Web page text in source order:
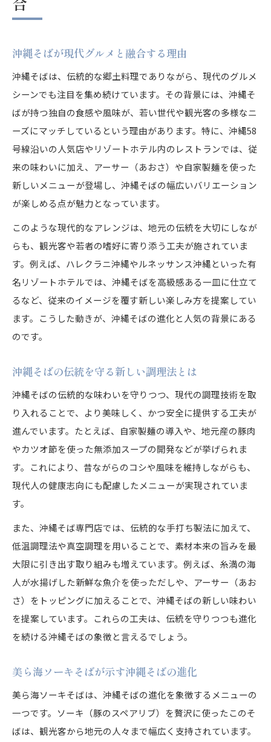
沖縄そばが現代グルメと融合する理由
沖縄そばは、伝統的な郷土料理でありながら、現代のグルメ
シーンでも注目を集め続けています。その背景には、沖縄そ
ばが持つ独自の食感や風味が、若い世代や観光客の多様なニ
ーズにマッチしているという理由があります。特に、沖縄58
号線沿いの人気店やリゾートホテル内のレストランでは、従
来の味わいに加え、アーサー（あおさ）や自家製麺を使った
新しいメニューが登場し、沖縄そばの幅広いバリエーション
が楽しめる点が魅力となっています。
このような現代的なアレンジは、地元の伝統を大切にしなが
らも、観光客や若者の嗜好に寄り添う工夫が施されていま
す。例えば、ハレクラニ沖縄やルネッサンス沖縄といった有
名リゾートホテルでは、沖縄そばを高級感ある一皿に仕立て
るなど、従来のイメージを覆す新しい楽しみ方を提案してい
ます。こうした動きが、沖縄そばの進化と人気の背景にある
のです。
沖縄そばの伝統を守る新しい調理法とは
沖縄そばの伝統的な味わいを守りつつ、現代の調理技術を取
り入れることで、より美味しく、かつ安全に提供する工夫が
進んでいます。たとえば、自家製麺の導入や、地元産の豚肉
やカツオ節を使った無添加スープの開発などが挙げられま
す。これにより、昔ながらのコシや風味を維持しながらも、
現代人の健康志向にも配慮したメニューが実現されていま
す。
また、沖縄そば専門店では、伝統的な手打ち製法に加えて、
低温調理法や真空調理を用いることで、素材本来の旨みを最
大限に引き出す取り組みも増えています。例えば、糸満の海
人が水揚げした新鮮な魚介を使っただしや、アーサー（あお
さ）をトッピングに加えることで、沖縄そばの新しい味わい
を提案しています。これらの工夫は、伝統を守りつつも進化
を続ける沖縄そばの象徴と言えるでしょう。
美ら海ソーキそばが示す沖縄そばの進化
美ら海ソーキそばは、沖縄そばの進化を象徴するメニューの
一つです。ソーキ（豚のスペアリブ）を贅沢に使ったこのそ
ばは、観光客から地元の人々まで幅広く支持されています。